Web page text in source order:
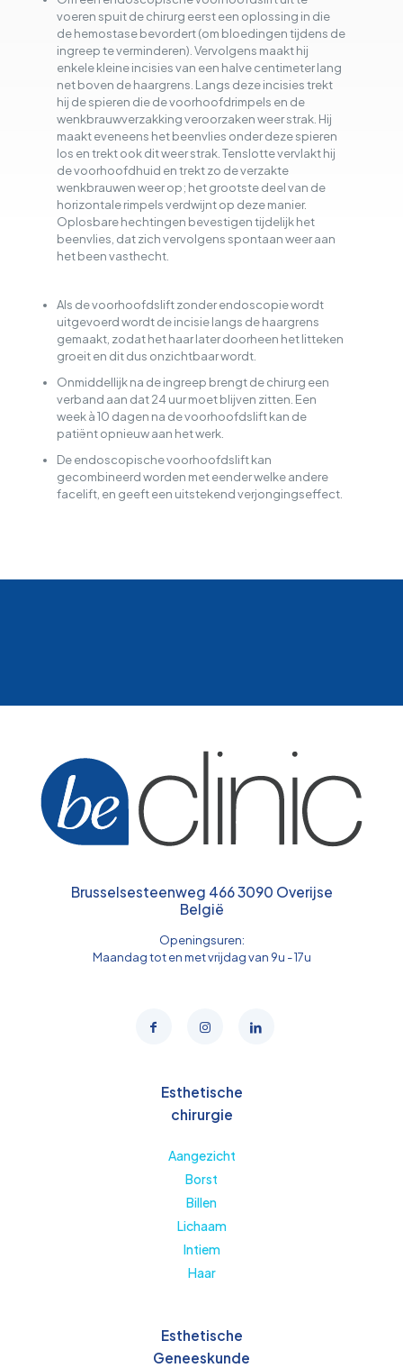
voeren spuit de chirurg eerst een oplossing in die
de hemostase bevordert (om bloedingen tijdens de
ingreep te verminderen). Vervolgens maakt hij
enkele kleine incisies van een halve centimeter lang
net boven de haargrens. Langs deze incisies trekt
hij de spieren die de voorhoofdrimpels en de
wenkbrauwverzakking veroorzaken weer strak. Hij
maakt eveneens het beenvlies onder deze spieren
los en trekt ook dit weer strak. Tenslotte vervlakt hij
de voorhoofdhuid en trekt zo de verzakte
wenkbrauwen weer op; het grootste deel van de
horizontale rimpels verdwijnt op deze manier.
Oplosbare hechtingen bevestigen tijdelijk het
beenvlies, dat zich vervolgens spontaan weer aan
het been vasthecht.
Als de voorhoofdslift zonder endoscopie wordt
uitgevoerd wordt de incisie langs de haargrens
gemaakt, zodat het haar later doorheen het litteken
groeit en dit dus onzichtbaar wordt.
Onmiddellijk na de ingreep brengt de chirurg een
verband aan dat 24 uur moet blijven zitten. Een
week à 10 dagen na de voorhoofdslift kan de
patiënt opnieuw aan het werk.
De endoscopische voorhoofdslift kan
gecombineerd worden met eender welke andere
facelift, en geeft een uitstekend verjongingseffect.
Brusselsesteenweg 466 3090 Overijse
België
Openingsuren:
Maandag tot en met vrijdag van 9u - 17u
Esthetische
chirurgie
Aangezicht
Borst
Billen
Lichaam
Intiem
Haar
Esthetische
Geneeskunde